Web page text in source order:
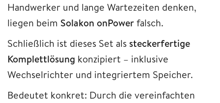
Handwerker und lange Wartezeiten denken,
liegen beim Solakon onPowerfalsch.
Schließlich ist dieses Set als steckerfertige
Komplettlösung konzipiert – inklusive
Wechselrichter und integriertem Speicher.
Bedeutet konkret: Durch die vereinfachten